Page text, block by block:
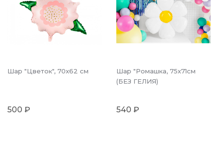
Шар "Цветок", 70x62 см
500 ₽
Шар "Ромашка, 75x71см
(БЕЗ ГЕЛИЯ)
540 ₽